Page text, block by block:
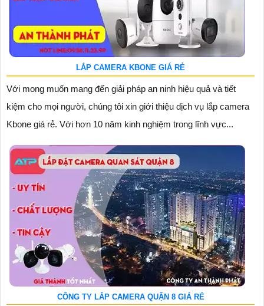
LẮP CAMERA KBONE GIÁ RẺ
Với mong muốn mang đến giải pháp an ninh hiệu quả và tiết
kiệm cho mọi người, chúng tôi xin giới thiệu dịch vụ lắp camera
Kbone giá rẻ. Với hơn 10 năm kinh nghiệm trong lĩnh vực...
CÔNG TY LẮP CAMERA QUẬN 8 GIÁ RẺ